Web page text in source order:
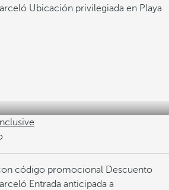
Ubicación privilegiada en Playa
código promocional Descuento
Entrada anticipada a